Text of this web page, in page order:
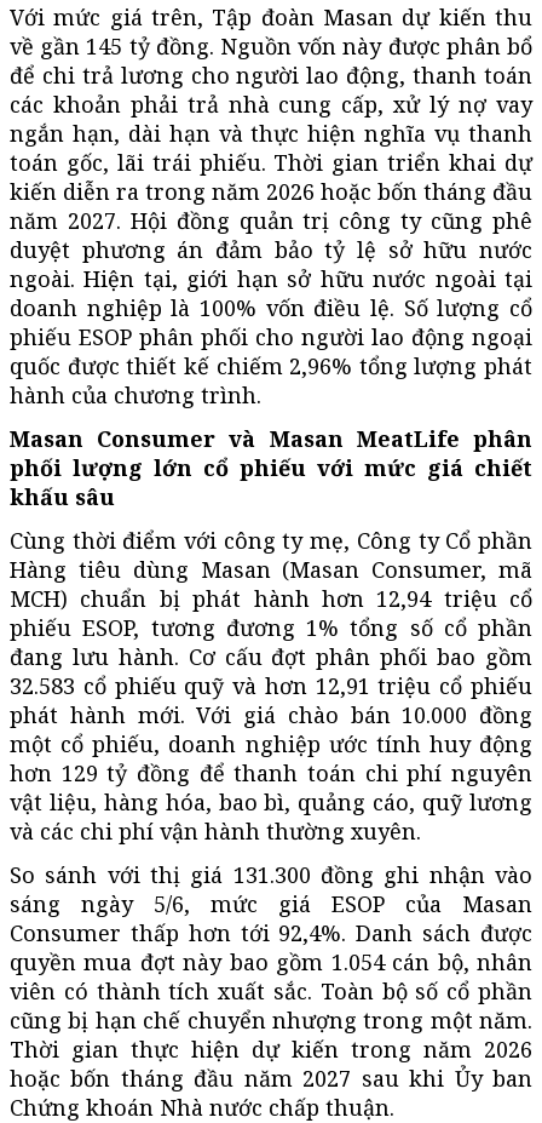
Với mức giá trên, Tập đoàn Masan dự kiến thu
về gần 145 tỷ đồng. Nguồn vốn này được phân bổ
để chi trả lương cho người lao động, thanh toán
các khoản phải trả nhà cung cấp, xử lý nợ vay
ngắn hạn, dài hạn và thực hiện nghĩa vụ thanh
toán gốc, lãi trái phiếu. Thời gian triển khai dự
kiến diễn ra trong năm 2026 hoặc bốn tháng đầu
năm 2027. Hội đồng quản trị công ty cũng phê
duyệt phương án đảm bảo tỷ lệ sở hữu nước
ngoài. Hiện tại, giới hạn sở hữu nước ngoài tại
doanh nghiệp là 100% vốn điều lệ. Số lượng cổ
phiếu ESOP phân phối cho người lao động ngoại
quốc được thiết kế chiếm 2,96% tổng lượng phát
hành của chương trình.
Masan Consumer và Masan MeatLife phân
phối lượng lớn cổ phiếu với mức giá chiết
khấu sâu
Cùng thời điểm với công ty mẹ, Công ty Cổ phần
Hàng tiêu dùng Masan (Masan Consumer, mã
MCH) chuẩn bị phát hành hơn 12,94 triệu cổ
phiếu ESOP, tương đương 1% tổng số cổ phần
đang lưu hành. Cơ cấu đợt phân phối bao gồm
32.583 cổ phiếu quỹ và hơn 12,91 triệu cổ phiếu
phát hành mới. Với giá chào bán 10.000 đồng
một cổ phiếu, doanh nghiệp ước tính huy động
hơn 129 tỷ đồng để thanh toán chi phí nguyên
vật liệu, hàng hóa, bao bì, quảng cáo, quỹ lương
và các chi phí vận hành thường xuyên.
So sánh với thị giá 131.300 đồng ghi nhận vào
sáng ngày 5/6, mức giá ESOP của Masan
Consumer thấp hơn tới 92,4%. Danh sách được
quyền mua đợt này bao gồm 1.054 cán bộ, nhân
viên có thành tích xuất sắc. Toàn bộ số cổ phần
cũng bị hạn chế chuyển nhượng trong một năm.
Thời gian thực hiện dự kiến trong năm 2026
hoặc bốn tháng đầu năm 2027 sau khi Ủy ban
Chứng khoán Nhà nước chấp thuận.